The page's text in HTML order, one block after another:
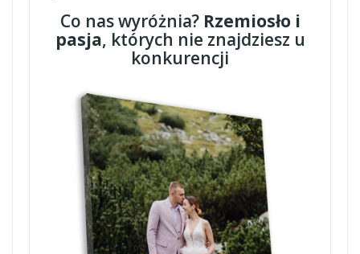
Co nas wyróżnia? Rzemiosło i
pasja, których nie znajdziesz u
konkurencji